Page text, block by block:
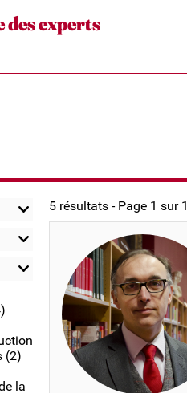
experts
(2)
la
5 résultats - Page 1 sur 1